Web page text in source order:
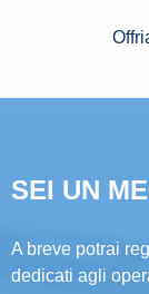
SEI UN
A breve potrai
dedicati agli